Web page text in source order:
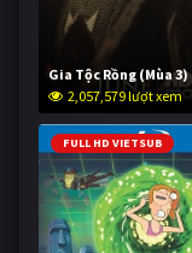
Gia Tộc Rồng (Mùa 3)
2,057,579 lượt xem
FULL HD VIETSUB